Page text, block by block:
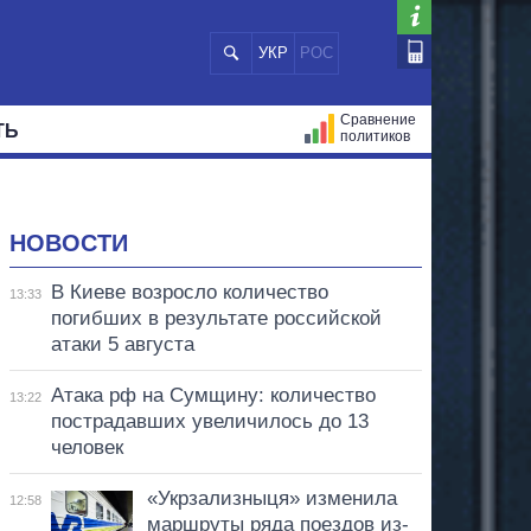
УКР РОС
Сравнение
политиков
НОВОСТИ
13:33
В Киеве возросло количество
погибших в результате российской
атаки 5 августа
13:22
Атака рф на Сумщину: количество
пострадавших увеличилось до 13
человек
12:58
«Укрзализныця» изменила
маршруты ряда поездов из-